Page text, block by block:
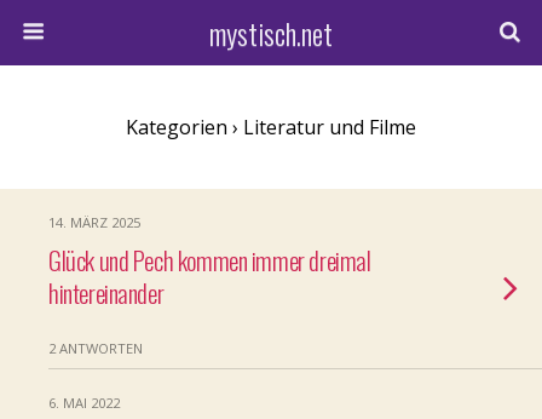
mystisch.net
Kategorien › Literatur und Filme
14. MÄRZ 2025
Glück und Pech kommen immer dreimal
hintereinander
2 ANTWORTEN
6. MAI 2022